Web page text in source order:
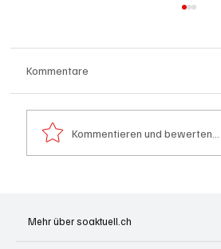
gesucht)
Kommentare
Kommentieren und bewerten...
Mehr über soaktuell.ch